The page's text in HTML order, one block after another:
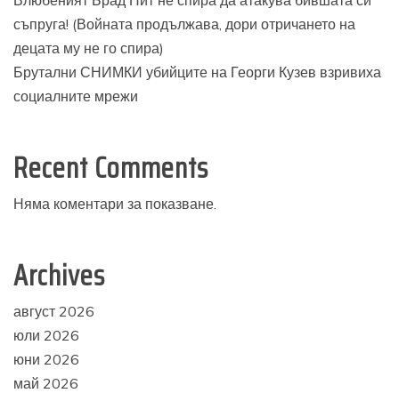
съпруга! (Войната продължава, дори отричането на
децата му не го спира)
Брутални СНИМКИ убийците на Георги Кузев взривиха
социалните мрежи
Recent Comments
Няма коментари за показване.
Archives
август 2026
юли 2026
юни 2026
май 2026